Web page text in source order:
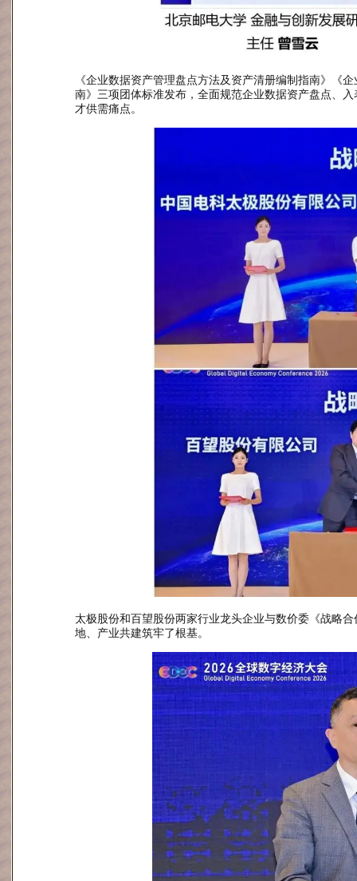
《企业数据资产管理盘点方法及资产清册编制指南》《
南》三项团体标准发布，全面规范企业数据资产盘点、
才供需痛点。
太极股份和百望股份两家行业龙头企业与数价委《战略
地、产业共建筑牢了根基。